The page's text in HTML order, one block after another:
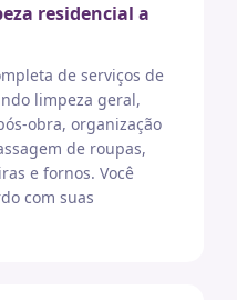
residencial a
de serviços de
limpeza geral,
obra, organização
de roupas,
e fornos. Você
com suas